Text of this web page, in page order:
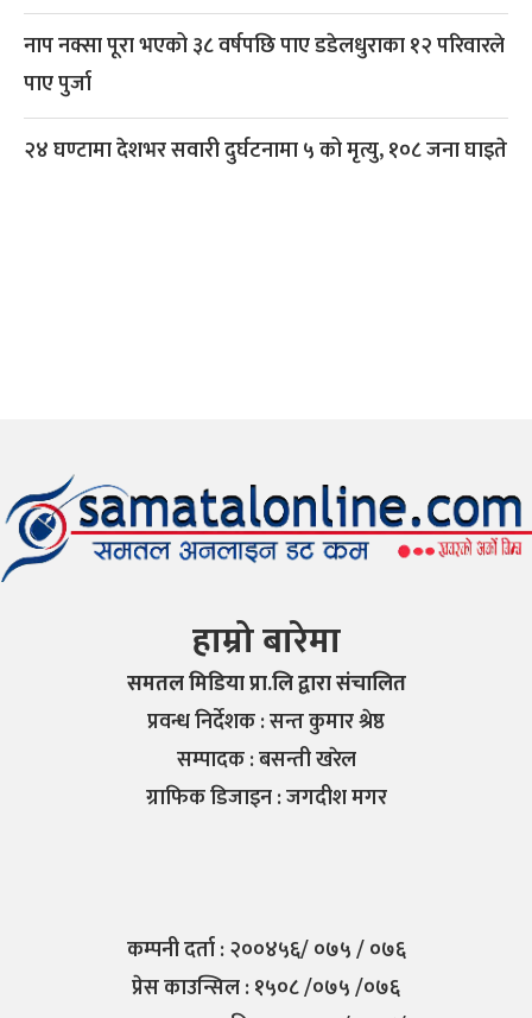
नाप नक्सा पूरा भएको ३८ वर्षपछि पाए डडेलधुराका १२ परिवारले
पाए पुर्जा
२४ घण्टामा देशभर सवारी दुर्घटनामा ५ को मृत्यु, १०८ जना घाइते
हाम्रो बारेमा
समतल मिडिया प्रा.लि द्वारा संचालित
प्रवन्ध निर्देशक : सन्त कुमार श्रेष्ठ
सम्पादक : बसन्ती खरेल
ग्राफिक डिजाइन : जगदीश मगर
कम्पनी दर्ता : २००४५६/ ०७५ / ०७६
प्रेस काउन्सिल : १५०८ /०७५ /०७६